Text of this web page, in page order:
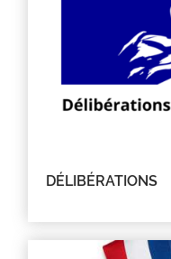
DÉLIBÉRATIONS